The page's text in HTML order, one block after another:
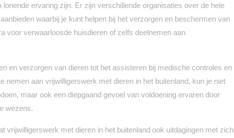
lonende ervaring zijn. Er zijn verschillende organisaties over de hele
waarbij je kunt helpen bij het verzorgen en beschermen van
voor verwaarloosde huisdieren of zelfs deelnemen aan
en verzorgen van dieren tot het assisteren bij medische controles en
nemen aan vrijwilligerswerk met dieren in het buitenland, kun je niet
maar ook een diepgaand gevoel van voldoening ervaren door
wezens.
vrijwilligerswerk met dieren in het buitenland ook uitdagingen met zich